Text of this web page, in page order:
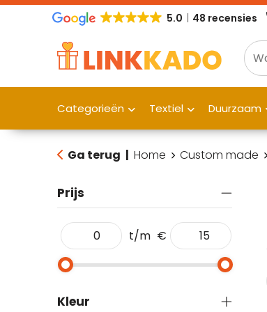
5.0 48 recensies
Categorieën Textiel Duurzaam
Ga terug | Home Custom made
Prijs
t/m €
Kleur